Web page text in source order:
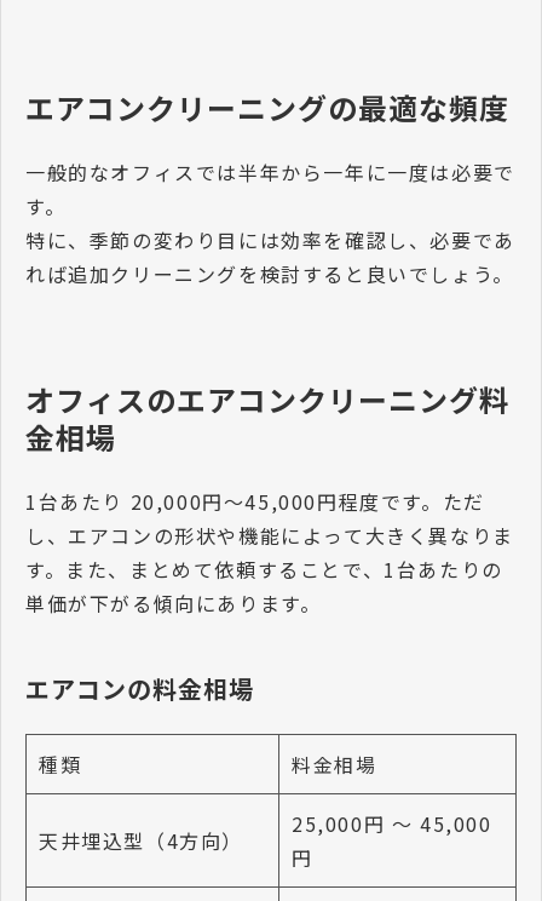
エアコンクリーニングの最適な頻度
一般的なオフィスでは半年から一年に一度は必要で
す。
特に、季節の変わり目には効率を確認し、必要であ
れば追加クリーニングを検討すると良いでしょう。
オフィスのエアコンクリーニング料
金相場
1台あたり 20,000円〜45,000円程度です。ただ
し、エアコンの形状や機能によって大きく異なりま
す。また、まとめて依頼することで、1台あたりの
単価が下がる傾向にあります。
エアコンの料金相場
種類 料金相場
天井埋込型（4方向）
25,000円 〜 45,000
円